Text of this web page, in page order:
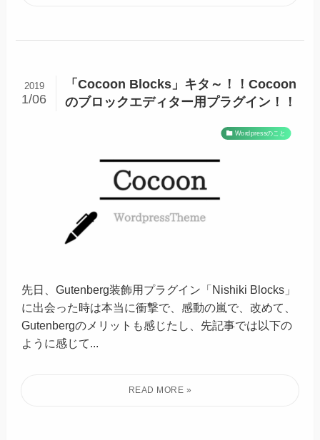
「Cocoon Blocks」キタ～！！Cocoon
のブロックエディター用プラグイン！！
2019
1/06
Wordpressのこと
先日、Gutenberg装飾用プラグイン「Nishiki Blocks」
に出会った時は本当に衝撃で、感動の嵐で、改めて、
Gutenbergのメリットも感じたし、先記事では以下の
ように感じて...